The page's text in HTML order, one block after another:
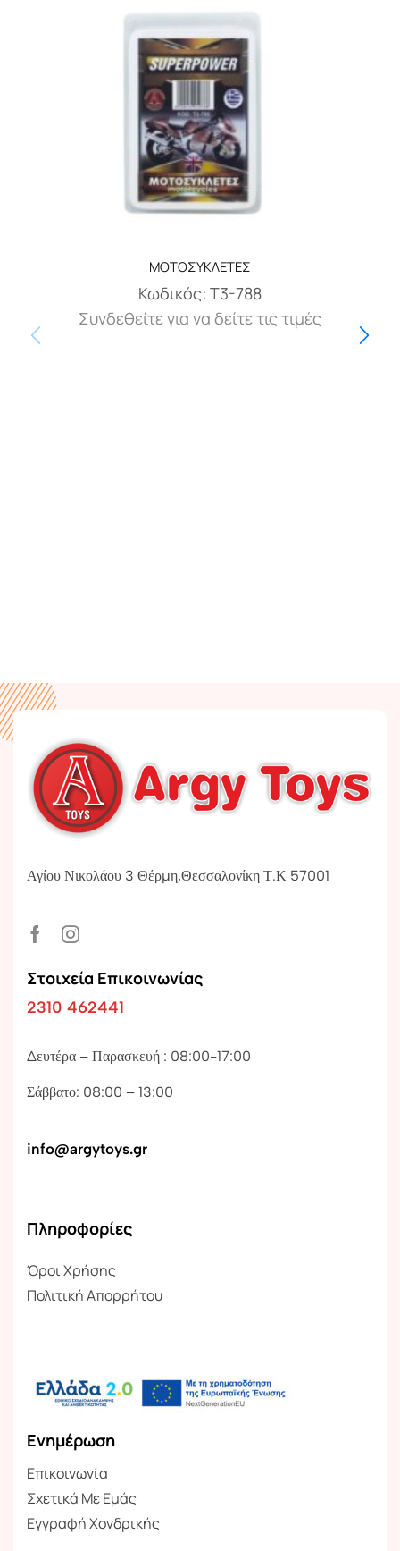
ΜΟΤΟΣΥΚΛΕΤΕΣ
Κωδικός: T3-788
Συνδεθείτε για να δείτε τις τιμές
Αγίου Νικολάου 3 Θέρμη,Θεσσαλονίκη Τ.Κ 57001
Στοιχεία Επικοινωνίας
2310 462441
Δευτέρα – Παρασκευή : 08:00-17:00
Σάββατο: 08:00 – 13:00
info@argytoys.gr
Πληροφορίες
Όροι Χρήσης
Πολιτική Απορρήτου
Ενημέρωση
Επικοινωνία
Σχετικά Με Εμάς
Εγγραφή Χονδρικής